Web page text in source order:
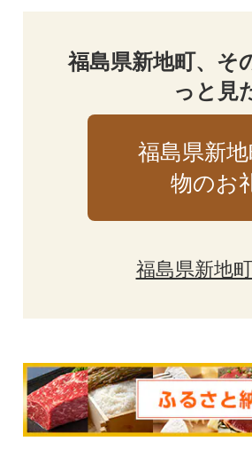
福島県新地町、そ
っと見
福島県新
物のお
福島県新地